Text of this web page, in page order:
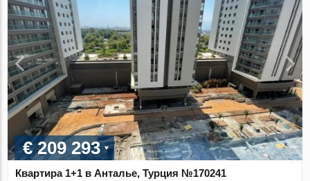
€ 209 293
Квартира 1+1 в Анталье, Турция №170241